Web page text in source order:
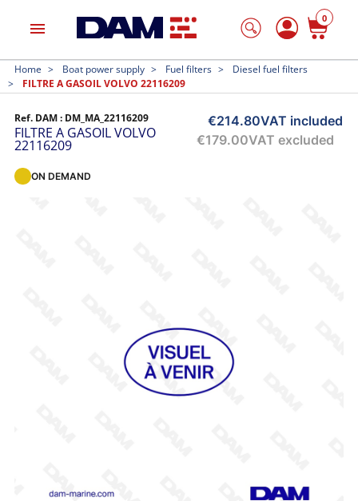
menu
0
Home Boat power supply Fuel filters
Diesel fuel filters
FILTRE A GASOIL VOLVO 22116209
Ref. DAM : DM_MA_22116209
FILTRE A GASOIL VOLVO
22116209
€214.80VAT included
€179.00VAT excluded
ON DEMAND